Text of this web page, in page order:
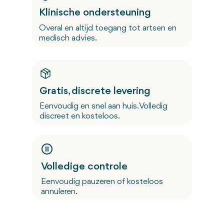
Eenvoudig en snel aan huis. Volledig
discreet en kosteloos.
Gratis, discrete levering
Eenvoudig pauzeren of kosteloos
annuleren.
Volledige controle
Overal en altijd toegang tot artsen en
medisch advies.
Klinische ondersteuning